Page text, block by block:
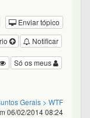
Enviar tópico
Notificar
Só os meus
Gerais > WTF
06/02/2014 08:24